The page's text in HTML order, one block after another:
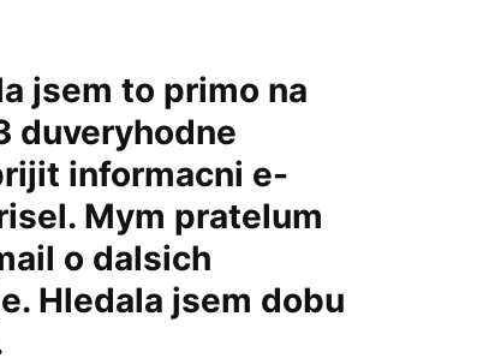
jsem to primo na
duveryhodne
informacni e-
Mym pratelum
o dalsich
Hledala jsem dobu